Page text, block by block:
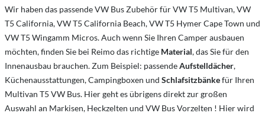
Wir haben das passende VW Bus Zubehör für VW T5 Multivan, VW
T5 California, VW T5 California Beach, VW T5 Hymer Cape Town und
VW T5 Wingamm Micros. Auch wenn Sie Ihren Camper ausbauen
möchten, finden Sie bei Reimo das richtige Material, das Sie für den
Innenausbau brauchen. Zum Beispiel: passendeAufstelldächer,
Küchenausstattungen, Campingboxen und Schlafsitzbänkefür Ihren
Multivan T5 VW Bus. Hier geht es übrigens direkt zur großen
Auswahl an Markisen, Heckzelten und VW Bus Vorzelten ! Hier wird